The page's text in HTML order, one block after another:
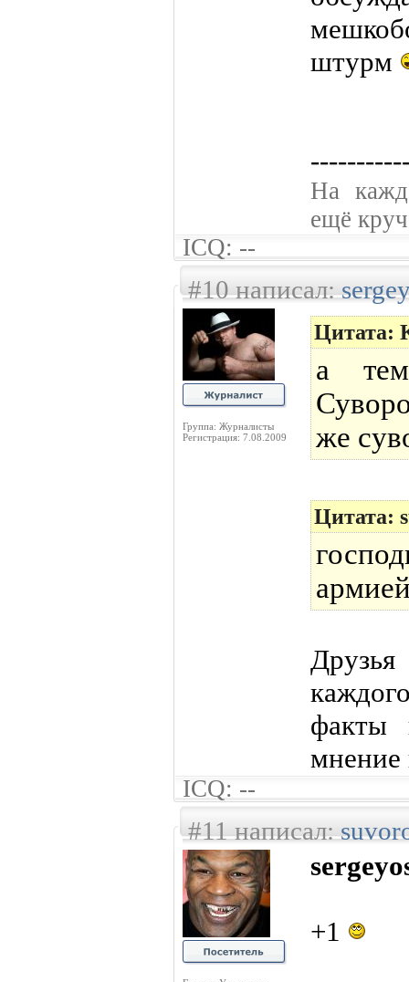
штурм
На
ещё
ICQ: --
#10 написал:
Группа: Журналисты
Регистрация: 7.08.2009
Цитата:
а
же
Цитата:
факты
мнение
ICQ: --
#11 написал:
+1